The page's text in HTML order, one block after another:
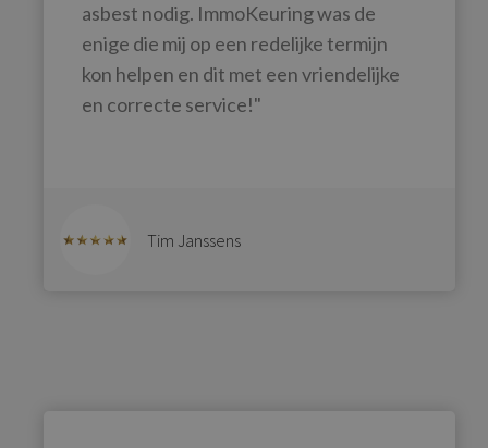
asbest nodig. ImmoKeuring was de
enige die mij op een redelijke termijn
kon helpen en dit met een vriendelijke
en correcte service!"
Tim Janssens